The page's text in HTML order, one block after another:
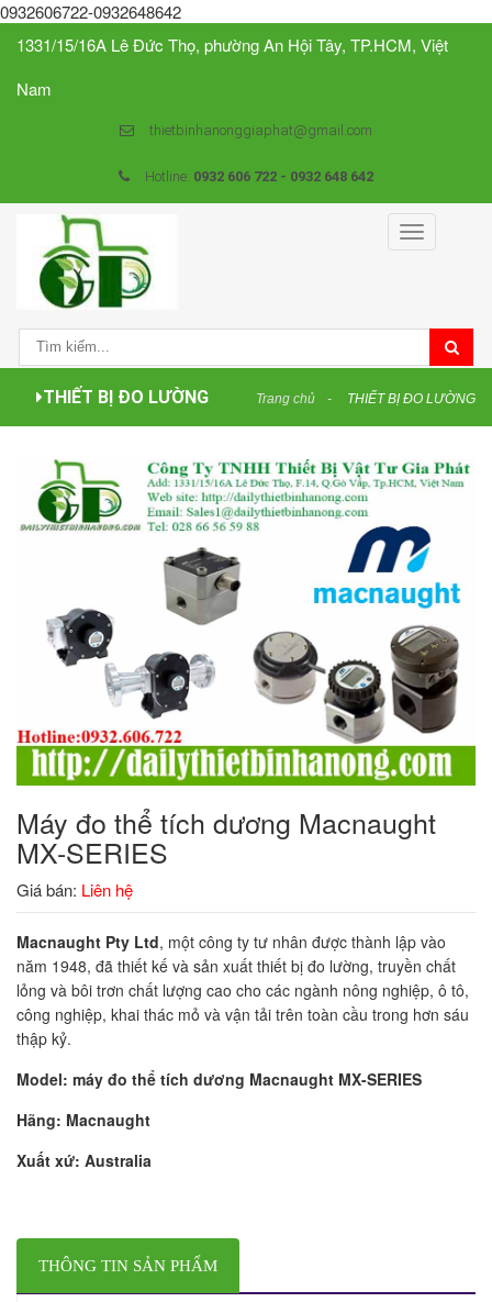
0932606722-0932648642
1331/15/16A Lê Đức Thọ, phường An Hội Tây, TP.HCM, Việt
Nam
thietbinhanonggiaphat@gmail.com
Hotline: 0932 606 722 - 0932 648 642
Toggle
navigation
THIẾT BỊ ĐO LƯỜNG Trang chủ THIẾT BỊ ĐO LƯỜNG
Máy đo thể tích dương Macnaught
MX-SERIES
Giá bán: Liên hệ
Macnaught Pty Ltd, một công ty tư nhân được thành lập vào
năm 1948, đã thiết kế và sản xuất thiết bị đo lường, truyền chất
lỏng và bôi trơn chất lượng cao cho các ngành nông nghiệp, ô tô,
công nghiệp, khai thác mỏ và vận tải trên toàn cầu trong hơn sáu
thập kỷ.
Model: máy đo thể tích dương Macnaught MX-SERIES
Hãng: Macnaught
Xuất xứ: Australia
THÔNG TIN SẢN PHẨM